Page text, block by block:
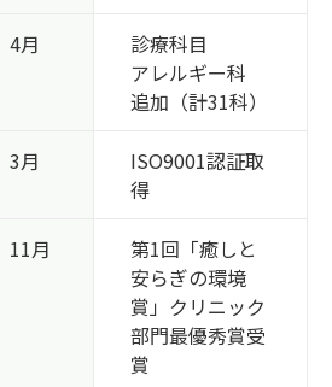
4月
診療科目
アレルギー科
追加（計31科）
3月
ISO9001認証取
得
11月
第1回「癒しと
安らぎの環境
賞」クリニック
部門最優秀賞受
賞